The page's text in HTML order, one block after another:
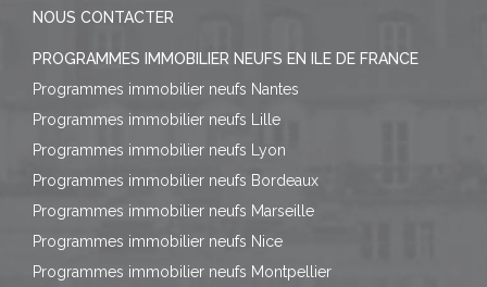
NOUS CONTACTER
PROGRAMMES IMMOBILIER NEUFS EN ILE DE FRANCE
Programmes immobilier neufs Nantes
Programmes immobilier neufs Lille
Programmes immobilier neufs Lyon
Programmes immobilier neufs Bordeaux
Programmes immobilier neufs Marseille
Programmes immobilier neufs Nice
Programmes immobilier neufs Montpellier